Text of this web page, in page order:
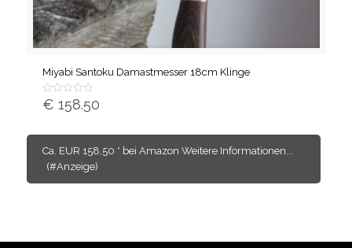
Miyabi Santoku Damastmesser 18cm Klinge
Bewertet
mit
€ 158.50
Ca. EUR 158,50 * bei Amazon Weitere Informationen...